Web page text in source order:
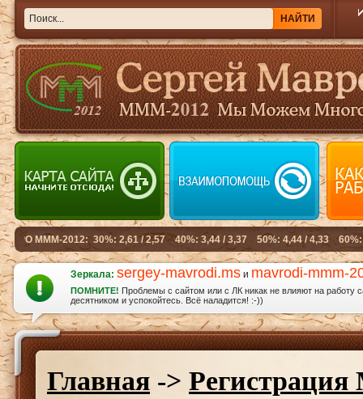
Зеркала: sergey-mavrodi.ms и mavrodi-mmm-
ПОМНИТЕ! Проблемы с сайтом или с ЛК никак не влияют на работу
десятником и успокойтесь. Всё наладится! :-))
Главная -> Регистрация